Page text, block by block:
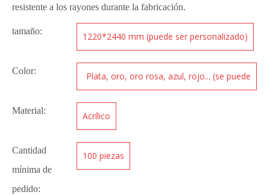
resistente a los rayones durante la fabricación.
tamaño: 1220*2440 mm (puede ser personalizado)
Color:
Plata, oro, oro rosa, azul, rojo... (se puede
Material: Acrílico
Cantidad
mínima de
pedido:
100 piezas